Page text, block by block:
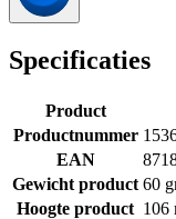
Specificaties
Product
Productnummer
EAN
Gewicht product 60
Hoogte product 106